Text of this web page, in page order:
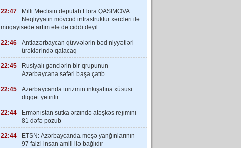
22:47
Milli Məclisin deputatı Flora QASIMOVA:
Nəqliyyatın mövcud infrastruktur xərcləri ilə
müqayisədə artım elə də ciddi deyil
22:46
Antiazərbaycan qüvvələrin bəd niyyətləri
ürəklərində qalacaq
22:45
Rusiyalı gənclərin bir qrupunun
Azərbaycana səfəri başa çatıb
22:45
Azərbaycanda turizmin inkişafına xüsusi
diqqət yetirilir
22:44
Ermənistan sutka ərzində atəşkəs rejimini
81 dəfə pozub
22:44
ETSN: Azərbaycanda meşə yanğınlarının
97 faizi insan amili ilə bağlıdır